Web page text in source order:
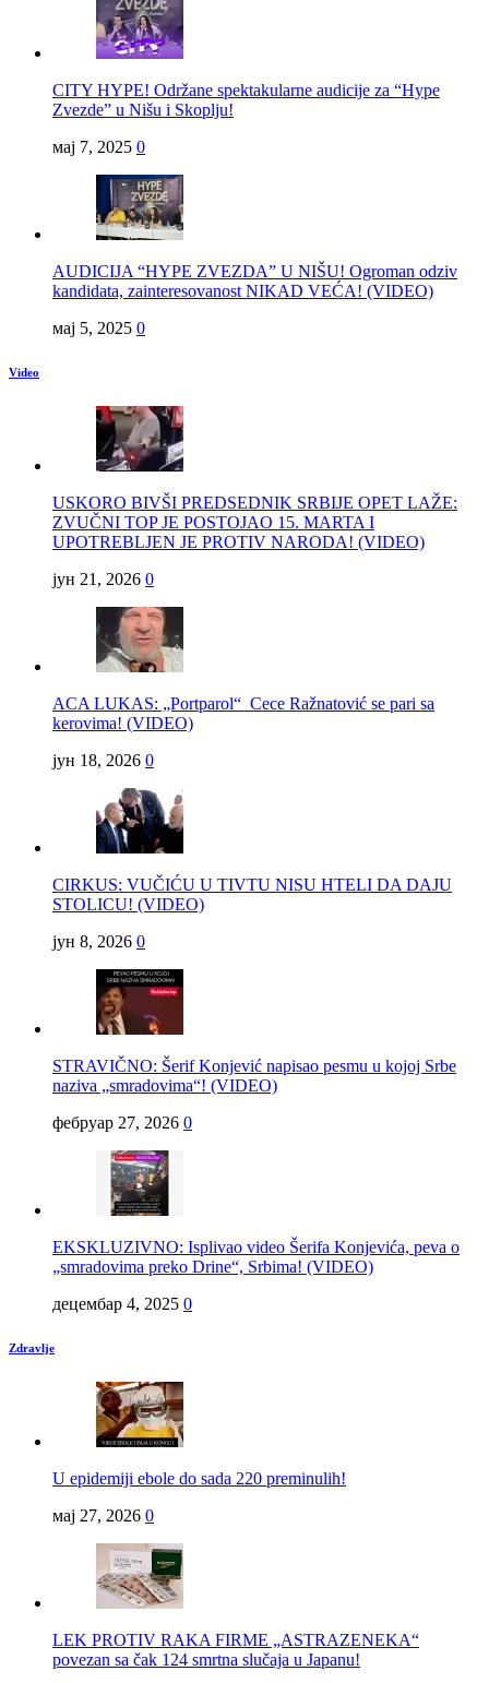
CITY HYPE! Održane spektakularne audicije za “Hype
Zvezde” u Nišu i Skoplju!
мај 7, 2025 0
AUDICIJA “HYPE ZVEZDA” U NIŠU! Ogroman odziv
kandidata, zainteresovanost NIKAD VEĆA! (VIDEO)
мај 5, 2025 0
Video
USKORO BIVŠI PREDSEDNIK SRBIJE OPET LAŽE:
ZVUČNI TOP JE POSTOJAO 15. MARTA I
UPOTREBLJEN JE PROTIV NARODA! (VIDEO)
јун 21, 2026 0
ACA LUKAS: „Portparol“ Cece Ražnatović se pari sa
kerovima! (VIDEO)
јун 18, 2026 0
CIRKUS: VUČIĆU U TIVTU NISU HTELI DA DAJU
STOLICU! (VIDEO)
јун 8, 2026 0
STRAVIČNO: Šerif Konjević napisao pesmu u kojoj Srbe
naziva „smradovima“! (VIDEO)
фебруар 27, 2026 0
EKSKLUZIVNO: Isplivao video Šerifa Konjevića, peva o
„smradovima preko Drine“, Srbima! (VIDEO)
децембар 4, 2025 0
Zdravlje
U epidemiji ebole do sada 220 preminulih!
мај 27, 2026 0
LEK PROTIV RAKA FIRME „ASTRAZENEKA“
povezan sa čak 124 smrtna slučaja u Japanu!